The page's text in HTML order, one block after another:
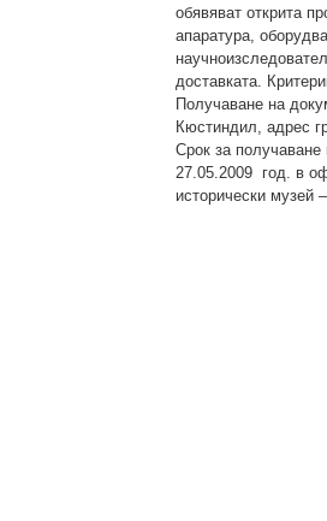
обявяват открита
апаратура,
доставката.
Получаване на
Кюстиндил, адрес
Срок за
27.05.2009 год. в
исторически музей